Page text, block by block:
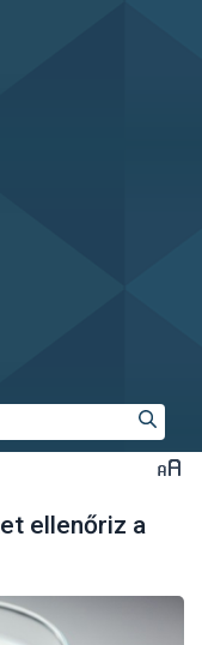
ellenőriz a